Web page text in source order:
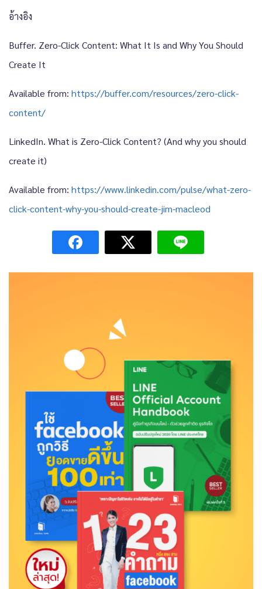
อ้างอิง
Buffer. Zero-Click Content: What It Is and Why You Should
Create It
Available from: https://buffer.com/resources/zero-click-
content/
LinkedIn. What is Zero-Click Content? (And why you should
create it)
Available from: https://www.linkedin.com/pulse/what-zero-
click-content-why-you-should-create-jim-macleod